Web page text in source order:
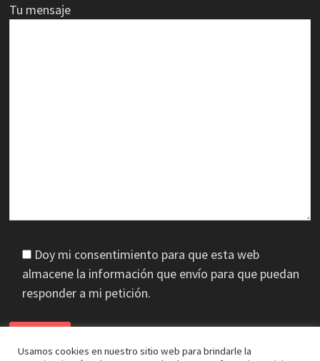
Tu mensaje
Doy mi consentimiento para que esta web
almacene la información que envío para que puedan
responder a mi petición.
Usamos cookies en nuestro sitio web para brindarle la